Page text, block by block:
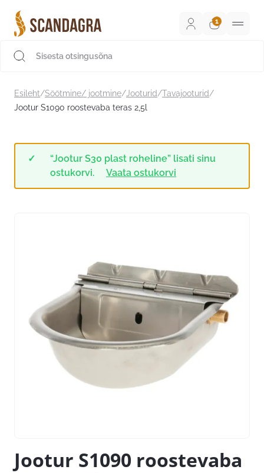
sisu
juurde
Esileht/Söötmine/ jootmine/ Jooturid/Tavajooturid/
Jootur S1090 roostevaba teras 2,5l
“Jootur S30 plast roheline” lisati sinu
ostukorvi.
Vaata ostukorvi
Jootur S1090 roostevaba